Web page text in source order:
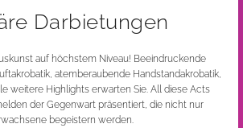
Darbietungen
auf höchstem Niveau! Beeindruckende
atemberaubende Handstandakrobatik,
weitere Highlights erwarten Sie. All diese Acts
der Gegenwart präsentiert, die nicht nur
begeistern werden.